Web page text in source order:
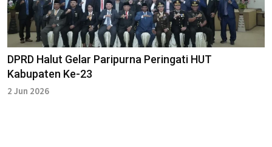
DPRD Halut Gelar Paripurna Peringati HUT
Kabupaten Ke-23
2 Jun 2026